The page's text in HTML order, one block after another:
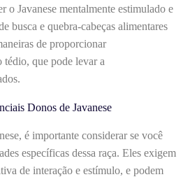
o Javanese mentalmente estimulado e
busca e quebra-cabeças alimentares
de proporcionar
que pode levar a
Donos de Javanese
é importante considerar se você
específicas dessa raça. Eles exigem
de interação e estímulo, e podem